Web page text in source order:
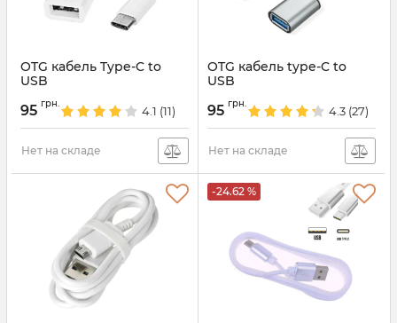
OTG кабель Type-C to
USB
95 грн.
4.1 (11)
Нет на складе
OTG кабель type-C to
USB
95 грн.
4.3 (27)
Нет на складе
-24.62 %